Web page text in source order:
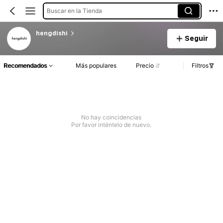
Buscar en la Tienda
hengdishi
Seguir
Recomendados Más populares Precio Filtros
No hay coincidencias
Por favor inténtelo de nuevo.